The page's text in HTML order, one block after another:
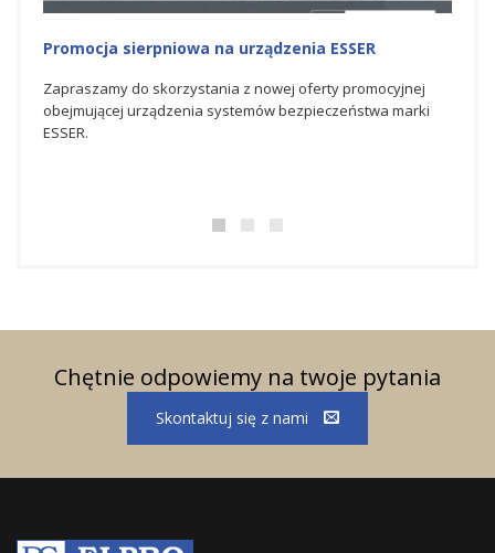
Promocja na urządzenia ESSER
Zapraszamy do skorzystania z czerwcowej oferty
promocyjnej obejmującej urządzenia systemów
bezpieczeństwa marki ESSER.
Chętnie odpowiemy na twoje pytania
Skontaktuj się z nami